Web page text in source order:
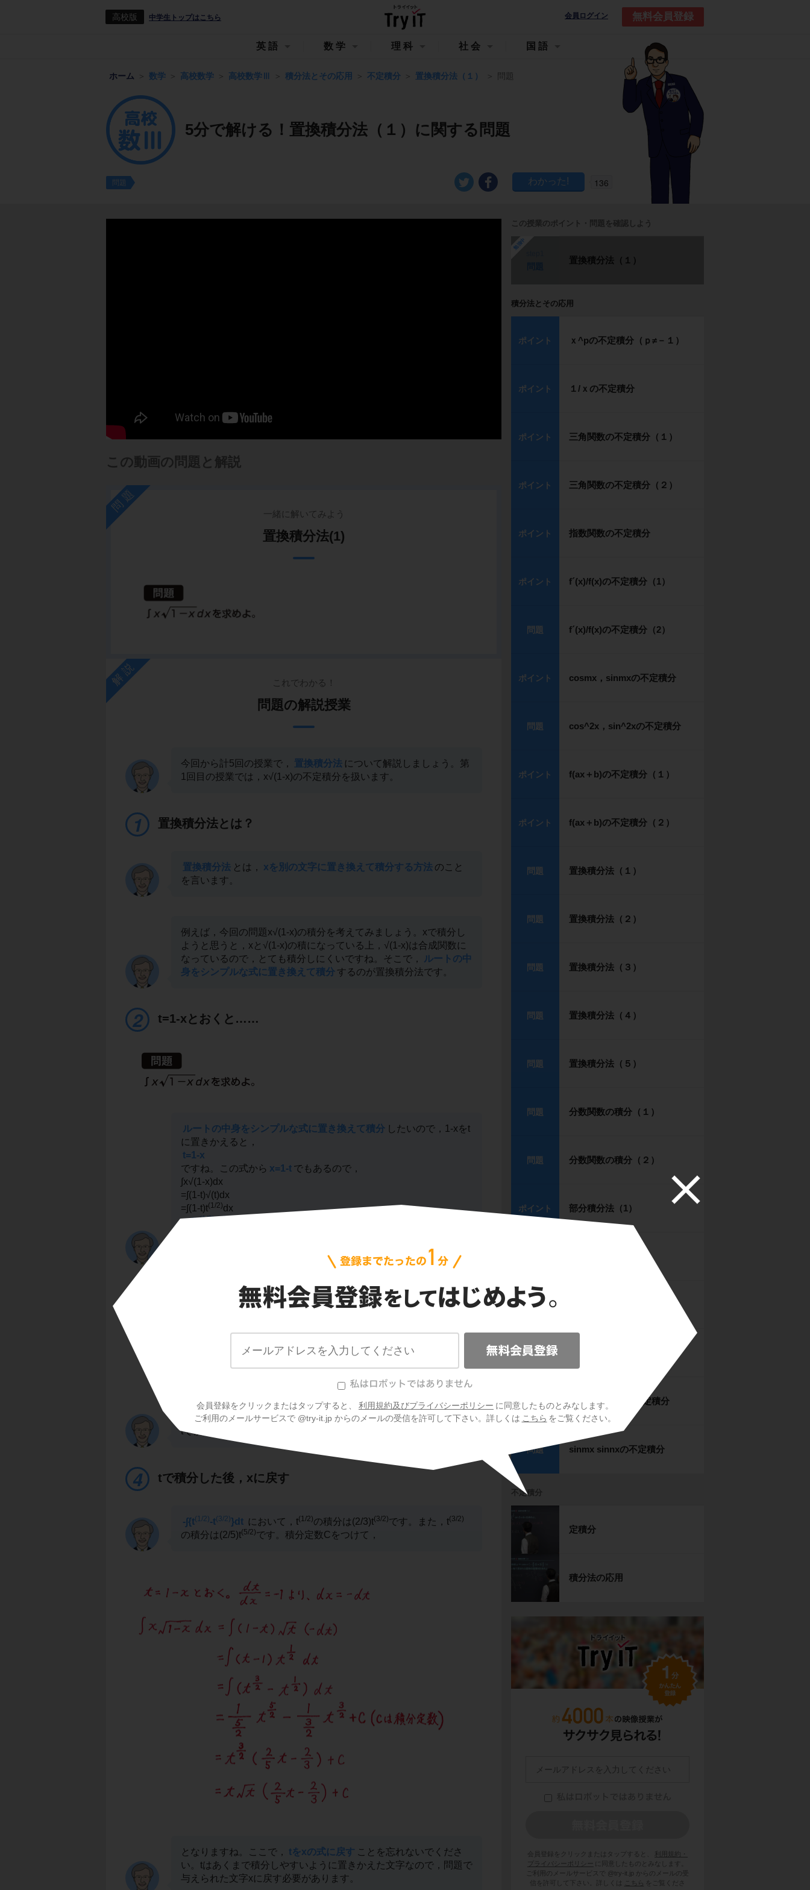
高校版 中学生トップはこちら 会員ログイン 無料会員登録
会員登録をクリックまたはタップすると、 利用規約及びプライバシーポリシー に同意したものとみなします。
ご利用のメールサービスで @try-it.jp からのメールの受信を許可して下さい。詳しくは こちら をご覧ください。
英語 数学 理科 社会 国語
ホーム 数学 高校数学 高校数学Ⅲ 積分法とその応用 不定積分 置換積分法（１） 問題
5分で解ける！置換積分法（１）に関する問題
問題 136
この動画の問題と解説
問題 一緒に解いてみよう
置換積分法(1)
解説 これでわかる！
問題の解説授業
今回から計5回の授業で， 置換積分法 について解説しましょう。第
1回目の授業では，x√(1-x)の不定積分を扱います。
置換積分法とは？
置換積分法 とは， xを別の文字に置き換えて積分する方法 のこと
を言います。
例えば，今回の問題x√(1-x)の積分を考えてみましょう。xで積分し
ようと思うと，xと√(1-x)の積になっている上，√(1-x)は合成関数に
なっているので，とても積分しにくいですね。そこで，
ルートの中
身をシンプルな式に置き換えて積分 するのが置換積分法です。
t=1-xとおくと……
ルートの中身をシンプルな式に置き換えて積分 したいので，1-xをt
に置きかえると，
t=1-x
ですね。この式から x=1-t でもあるので，
∫x√(1-x)dx
=∫(1-t)√(t)dx
=∫(1-t)t(1/2)dx
=∫{t(1/2) (3/2)
dxをdtで表すと……
(1/2) (3/2)
をtで積分するには，dxをdtに書き換える必要があります
t=1-x
となるわけです。これを (1/2) -t(3/2) }dx
に代入し
て，
(1/2)-t(3/2) }dx=-∫{t (1/2) -t(3/2) }dt
tで積分できる式に変形できましたね。
tで積分した後，xに戻す
-∫{t(1/2)-t(3/2)}dt において，t(1/2)の積分は(2/3)t(3/2)です。また，t(3/2)
の積分は(2/5)t(5/2)です。積分定数Cをつけて，
となりますね。ここで， tをxの式に戻す ことを忘れないでくださ
い。tはあくまで積分しやすいように置きかえた文字なので，問題で
与えられた文字xに戻す必要があります。
この授業のポイント・問題を確認しよう
勉強中
置換積分法（１）
積分法とその応用
ポイント ｘ^pの不定積分（ｐ≠－１）
ポイント １/ｘの不定積分
ポイント 三角関数の不定積分（１）
ポイント 三角関数の不定積分（２）
ポイント 指数関数の不定積分
ポイント f´(x)/f(x)の不定積分（1）
問題 f´(x)/f(x)の不定積分（2）
ポイント cosmx，sinmxの不定積分
問題 cos^2x，sin^2xの不定積分
ポイント f(ax＋b)の不定積分（１）
ポイント f(ax＋b)の不定積分（２）
問題 置換積分法（１）
問題 置換積分法（２）
問題 置換積分法（３）
問題 置換積分法（４）
問題 置換積分法（５）
問題 分数関数の積分（１）
問題 分数関数の積分（２）
ポイント 部分積分法（1）
問題
問題
問題 cosmx cosnxの不定積分
問題 sinmx sinnxの不定積分
不定積分
定積分
積分法の応用
会員登録をクリックまたはタップすると、
利用規約・
プライバシーポリシー
に同意したものとみなします。
ご利用のメールサービスで @try-it.jp からのメールの受
信を許可して下さい。詳しくは
こちら
をご覧くださ